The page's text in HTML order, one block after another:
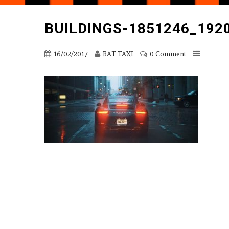
BUILDINGS-
16/02/2017 BAT TAXI 0 Comment